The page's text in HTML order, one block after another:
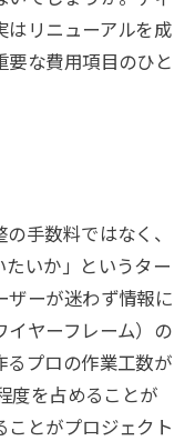
はリニューアルを成
な費用項目のひと
手数料ではなく、
たいか」というター
ザーが迷わず情報に
イヤーフレーム）の
るプロの作業工数が
度を占めることが
ことがプロジェクト